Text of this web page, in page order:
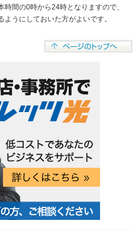
間の0時から24時となりますので、
うにしておいた方がよいです。